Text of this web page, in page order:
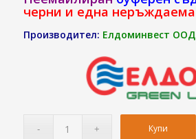
черни и една неръждаема
Производител: Елдоминвест ООД
Купи